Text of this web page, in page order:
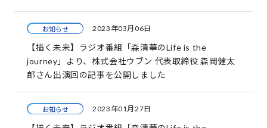
お知らせ 2023年03月06日
【描く未来】ラジオ番組「森清華のLife is the
journey」より、株式会社ウブン 代表取締役 森岡健太
郎さん出演回の記事を公開しました
お知らせ 2023年01月27日